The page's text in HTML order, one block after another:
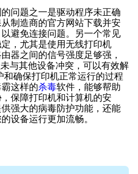
问题之一是驱动程序未正确
制造商的官方网站下载并安
避免连接问题。另一个常见
，尤其是使用无线打印机
器之间的信号强度足够强，
与其他设备冲突，可以有效解
和确保打印机正常运行的过程
这样的杀毒软件，能够帮助
保障打印机和计算机的安
强大的病毒防护功能，还能
设备运行更加流畅。